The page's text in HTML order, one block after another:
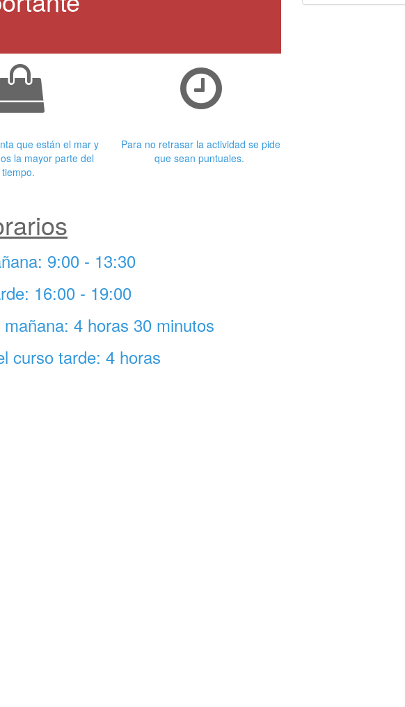
que están el mar y
la mayor parte del
tiempo.
Para no retrasar la actividad se pide
que sean puntuales.
9:00 - 13:30
16:00 - 19:00
4 horas 30 minutos
curso tarde: 4 horas